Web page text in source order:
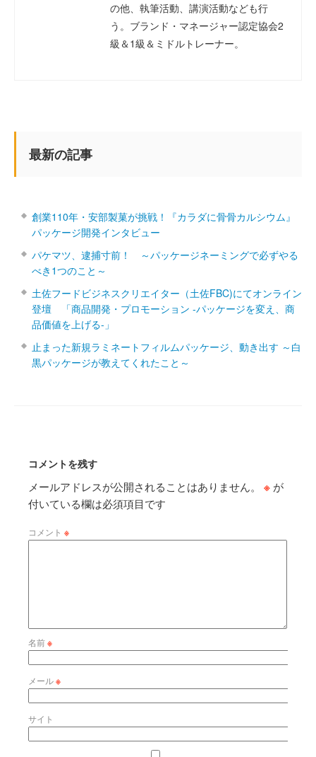
の他、執筆活動、講演活動なども行
う。ブランド・マネージャー認定協会2
級＆1級＆ミドルトレーナー。
最新の記事
創業110年・安部製菓が挑戦！『カラダに骨骨カルシウム』
パッケージ開発インタビュー
パケマツ、逮捕寸前！ ～パッケージネーミングで必ずやる
べき1つのこと～
土佐フードビジネスクリエイター（土佐FBC)にてオンライン
登壇 「商品開発・プロモーション ‐パッケージを変え、商
品価値を上げる‐」
止まった新規ラミネートフィルムパッケージ、動き出す ～白
黒パッケージが教えてくれたこと～
コメントを残す
メールアドレスが公開されることはありません。 ※ が
付いている欄は必須項目です
コメント ※
名前※
メール※
サイト